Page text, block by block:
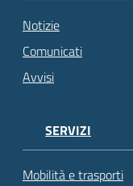
Notizie
Comunicati
Avvisi
SERVIZI
Mobilità e trasporti